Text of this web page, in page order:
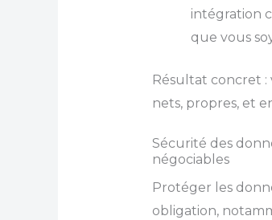
intégration
que vous
Résultat concret
nets, propres, et
Sécurité des
négociables
Protéger les
obligation,